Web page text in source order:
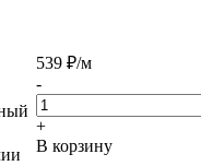
539 ₽/м
-
+
В корзину